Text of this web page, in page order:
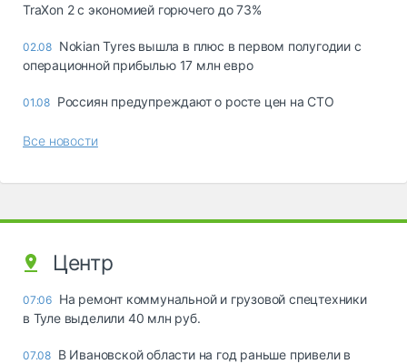
TraXon 2 с экономией горючего до 73%
02.08 Nokian Tyres вышла в плюс в первом полугодии с
операционной прибылью 17 млн евро
01.08 Россиян предупреждают о росте цен на СТО
Все новости
Центр
07:06 На ремонт коммунальной и грузовой спецтехники
в Туле выделили 40 млн руб.
07.08 В Ивановской области на год раньше привели в